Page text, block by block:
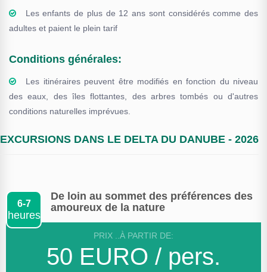
Les enfants de plus de 12 ans sont considérés comme des
adultes et paient le plein tarif
Conditions générales:
Les itinéraires peuvent être modifiés en fonction du niveau
des eaux, des îles flottantes, des arbres tombés ou d'autres
conditions naturelles imprévues.
EXCURSIONS DANS LE DELTA DU DANUBE - 2026
6-7
heures
De loin au sommet des préférences des
amoureux de la nature
PRIX ..À PARTIR DE:
50 EURO / pers.